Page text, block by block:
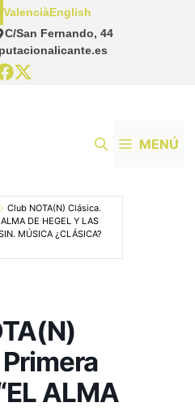
C/San Fernando, 44
ValenciàEnglish
MENÚ
Club NOTA(N) Clásica.
DE HEGEL Y LAS
MÚSICA ¿CLÁSICA?
ALMA